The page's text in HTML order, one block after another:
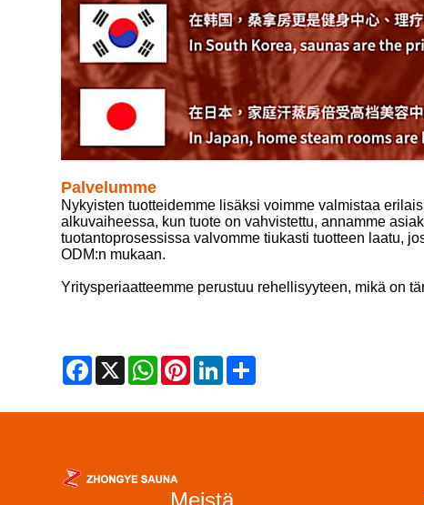
Palvelumme
Nykyisten tuotteidemme lisäksi voimme valmistaa
alkuvaiheessa, kun tuote on vahvistettu, annamme
tuotantoprosessissa valvomme tiukasti tuotteen laatu,
ODM:n mukaan.
Yritysperiaatteemme perustuu rehellisyyteen, mikä on
Facebook
X WhatsApp
PinterestLinkedIn
Meistä